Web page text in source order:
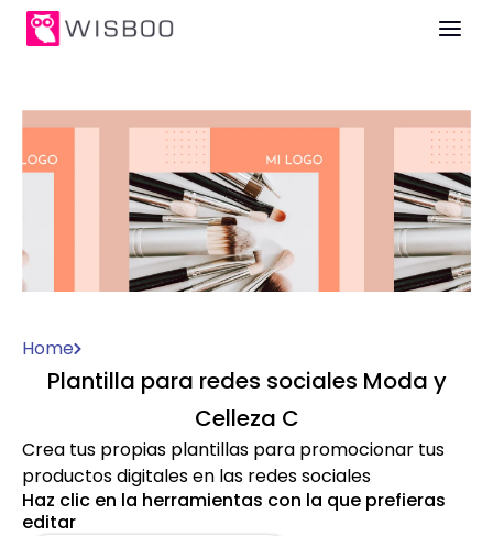
Home
Plantilla para redes sociales Moda y
Celleza C
Crea tus propias plantillas para promocionar tus
productos digitales en las redes sociales
Haz clic en la herramientas con la que prefieras
editar